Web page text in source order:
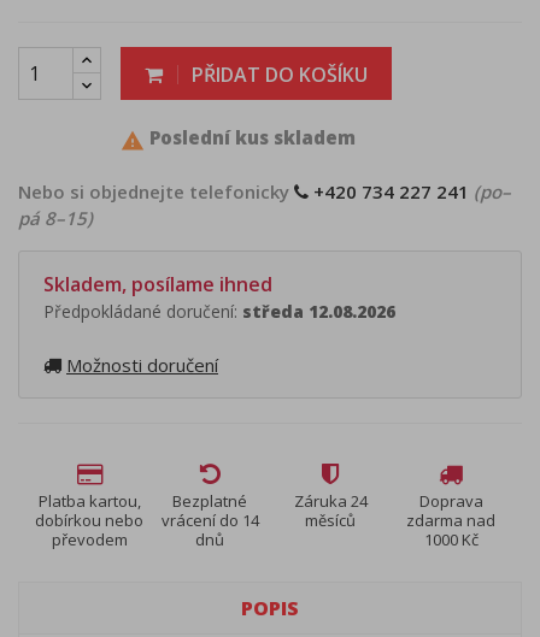
PŘIDAT DO KOŠÍKU
 Poslední kus skladem
Nebo si objednejte telefonicky +420 734 227 241 (po–
pá 8–15)
Skladem, posílame ihned
Předpokládané doručení: středa 12.08.2026
Možnosti doručení
Platba kartou,
dobírkou nebo
převodem
Bezplatné
vrácení do 14
dnů
Záruka 24
měsíců
Doprava
zdarma nad
1000 Kč
POPIS